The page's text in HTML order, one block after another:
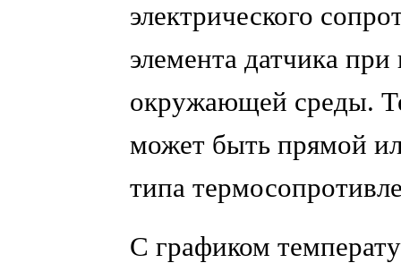
электрического
элемента датчика
окружающей среды.
может быть прямой
типа
С графиком